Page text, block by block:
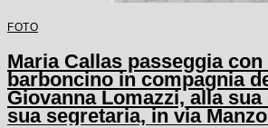
FOTO
Maria Callas passeggia
barboncino in compagnia
Giovanna Lomazzi, alla
sua segretaria, in via